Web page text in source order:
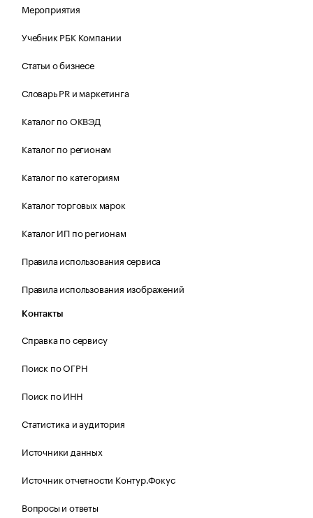
Мероприятия
Учебник РБК Компании
Статьи о бизнесе
Словарь PR и маркетинга
Каталог по ОКВЭД
Каталог по регионам
Каталог по категориям
Каталог торговых марок
Каталог ИП по регионам
Правила использования сервиса
Правила использования изображений
Контакты
Справка по сервису
Поиск по ОГРН
Поиск по ИНН
Статистика и аудитория
Источники данных
Источник отчетности Контур.Фокус
Вопросы и ответы